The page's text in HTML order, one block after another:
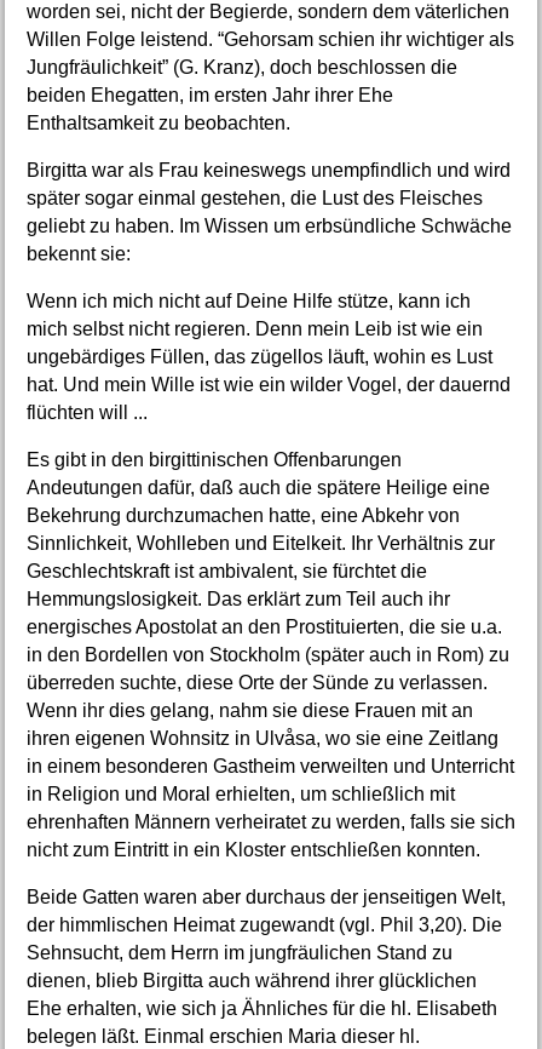
worden sei, nicht der Begierde, sondern dem väterlichen
Willen Folge leistend. “Gehorsam schien ihr wichtiger als
Jungfräulichkeit” (G. Kranz), doch beschlossen die
beiden Ehegatten, im ersten Jahr ihrer Ehe
Enthaltsamkeit zu beobachten.
Birgitta war als Frau keineswegs unempfindlich und wird
später sogar einmal gestehen, die Lust des Fleisches
geliebt zu haben. Im Wissen um erbsündliche Schwäche
bekennt sie:
Wenn ich mich nicht auf Deine Hilfe stütze, kann ich
mich selbst nicht regieren. Denn mein Leib ist wie ein
ungebärdiges Füllen, das zügellos läuft, wohin es Lust
hat. Und mein Wille ist wie ein wilder Vogel, der dauernd
flüchten will ...
Es gibt in den birgittinischen Offenbarungen
Andeutungen dafür, daß auch die spätere Heilige eine
Bekehrung durchzumachen hatte, eine Abkehr von
Sinnlichkeit, Wohlleben und Eitelkeit. Ihr Verhältnis zur
Geschlechtskraft ist ambivalent, sie fürchtet die
Hemmungslosigkeit. Das erklärt zum Teil auch ihr
energisches Apostolat an den Prostituierten, die sie u.a.
in den Bordellen von Stockholm (später auch in Rom) zu
überreden suchte, diese Orte der Sünde zu verlassen.
Wenn ihr dies gelang, nahm sie diese Frauen mit an
ihren eigenen Wohnsitz in Ulvåsa, wo sie eine Zeitlang
in einem besonderen Gastheim verweilten und Unterricht
in Religion und Moral erhielten, um schließlich mit
ehrenhaften Männern verheiratet zu werden, falls sie sich
nicht zum Eintritt in ein Kloster entschließen konnten.
Beide Gatten waren aber durchaus der jenseitigen Welt,
der himmlischen Heimat zugewandt (vgl. Phil 3,20). Die
Sehnsucht, dem Herrn im jungfräulichen Stand zu
dienen, blieb Birgitta auch während ihrer glücklichen
Ehe erhalten, wie sich ja Ähnliches für die hl. Elisabeth
belegen läßt. Einmal erschien Maria dieser hl.